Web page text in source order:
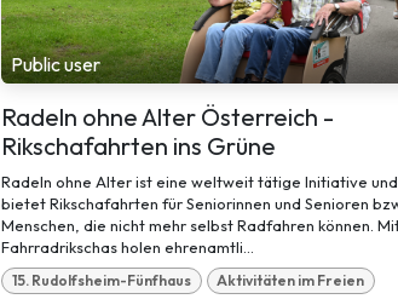
Public user
Radeln ohne Alter Österreich -
Rikschafahrten ins Grüne
Radeln ohne Alter ist eine weltweit tätige Initiative und
bietet Rikschafahrten für Seniorinnen und Senioren
Menschen, die nicht mehr selbst Radfahren können.
Fahrradrikschas holen ehrenamtli...
15. Rudolfsheim-Fünfhaus Aktivitäten im Freien